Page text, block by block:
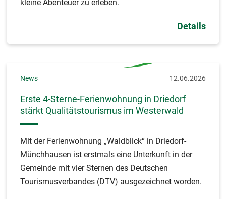
kleine Abenteuer zu erleben.
Details
News 12.06.2026
Erste 4-Sterne-Ferienwohnung in Driedorf
stärkt Qualitätstourismus im Westerwald
Mit der Ferienwohnung „Waldblick“ in Driedorf-
Münchhausen ist erstmals eine Unterkunft in der
Gemeinde mit vier Sternen des Deutschen
Tourismusverbandes (DTV) ausgezeichnet worden.